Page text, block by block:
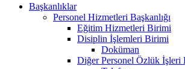
Başkanlıklar
Personel Hizmetleri Başkanlığı
Eğitim Hizmetleri Birimi
Disiplin İşlemleri Birimi
Doküman
Diğer Personel Özlük İşleri